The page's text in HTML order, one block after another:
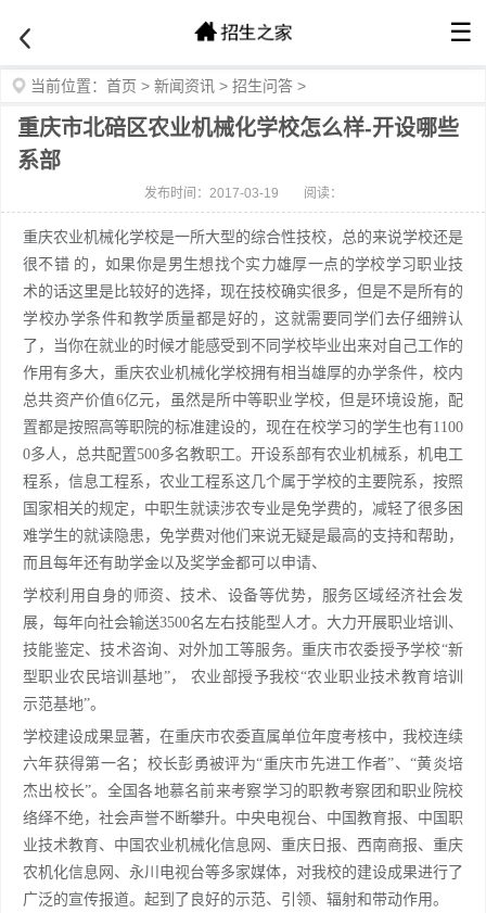
☰
当前位置： 首页 > 新闻资讯 > 招生问答 >
重庆市北碚区农业机械化学校怎么样-开设哪些
系部
发布时间：2017-03-19 阅读：
重庆农业机械化学校是一所大型的综合性技校，总的来说学校还是
很不错 的，如果你是男生想找个实力雄厚一点的学校学习职业技
术的话这里是比较好的选择，现在技校确实很多，但是不是所有的
学校办学条件和教学质量都是好的，这就需要同学们去仔细辨认
了，当你在就业的时候才能感受到不同学校毕业出来对自己工作的
作用有多大，重庆农业机械化学校拥有相当雄厚的办学条件，校内
总共资产价值6亿元，虽然是所中等职业学校，但是环境设施，配
置都是按照高等职院的标准建设的，现在在校学习的学生也有1100
0多人，总共配置500多名教职工。开设系部有农业机械系，机电工
程系，信息工程系，农业工程系这几个属于学校的主要院系，按照
国家相关的规定，中职生就读涉农专业是免学费的，减轻了很多困
难学生的就读隐患，免学费对他们来说无疑是最高的支持和帮助，
而且每年还有助学金以及奖学金都可以申请、
学校利用自身的师资、技术、设备等优势，服务区域经济社会发
展，每年向社会输送3500名左右技能型人才。大力开展职业培训、
技能鉴定、技术咨询、对外加工等服务。重庆市农委授予学校“新
型职业农民培训基地”， 农业部授予我校“农业职业技术教育培训
示范基地”。
学校建设成果显著，在重庆市农委直属单位年度考核中，我校连续
六年获得第一名；校长彭勇被评为“重庆市先进工作者”、“黄炎培
杰出校长”。全国各地慕名前来考察学习的职教考察团和职业院校
络绎不绝，社会声誉不断攀升。中央电视台、中国教育报、中国职
业技术教育、中国农业机械化信息网、重庆日报、西南商报、重庆
农机化信息网、永川电视台等多家媒体，对我校的建设成果进行了
广泛的宣传报道。起到了良好的示范、引领、辐射和带动作用。